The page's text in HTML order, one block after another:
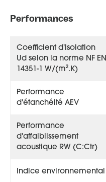
Performances
Coefficient d'isolation
Ud selon la norme NF EN
14351-1 W/(m².K)
Performance
d'étanchéité AEV
Performance
d'affaiblissement
acoustique RW (C:Ctr)
Indice environnemental